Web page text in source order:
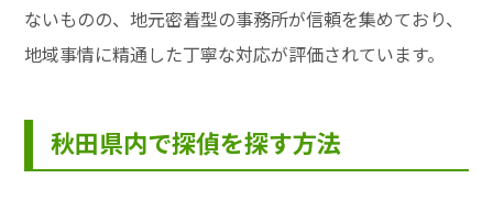
ないものの、地元密着型の事務所が信頼を集めており、
地域事情に精通した丁寧な対応が評価されています。
秋田県内で探偵を探す方法